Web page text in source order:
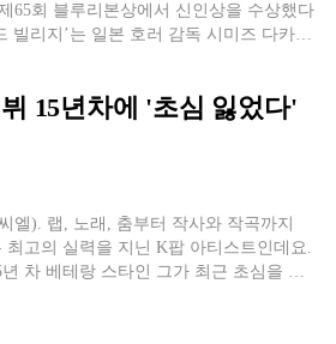
65회 블루리본상에서 신인상을 수상했다
빌리지’는 일본 호러 감독 시미즈 다카시
이 생겼다는 것을 알게 된 주인공이 그
15년차에 '초심 잃었다'
엘). 랩, 노래, 춤부터 작사와 작곡까지
최고의 실력을 지닌 K팝 아티스트인데요.
차 베테랑 스타인 그가 최근 초심을 잃